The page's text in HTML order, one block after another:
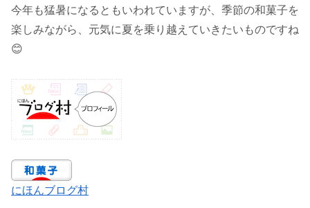
今年も猛暑になるともいわれていますが、季節の和菓子を
楽しみながら、元気に夏を乗り越えていきたいものですね
😊
にほんブログ村